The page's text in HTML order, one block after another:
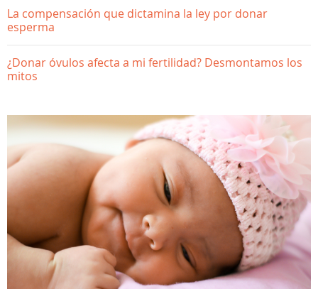
La compensación que dictamina la ley por donar
esperma
¿Donar óvulos afecta a mi fertilidad? Desmontamos los
mitos